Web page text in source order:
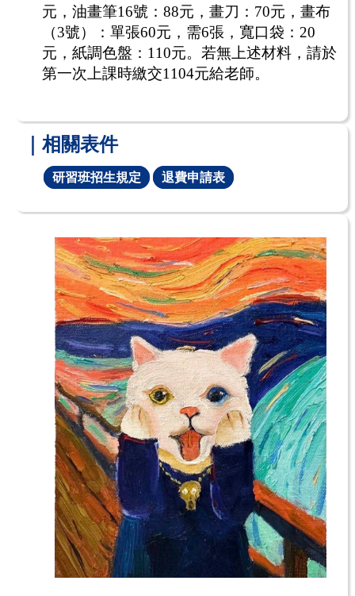
元，油畫筆16號：88元，畫刀：70元，畫布
（3號）：單張60元，需6張，寬口袋：20
元，紙調色盤：110元。 若無上述材料，請於
第一次上課時繳交1104元給老師。
｜相關表件
研習班招生規定 退費申請表